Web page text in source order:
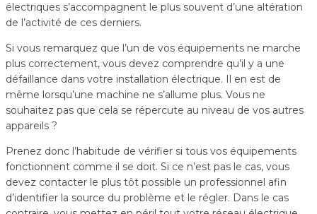
électriques s’accompagnent le plus souvent d’une altération
de l’activité de ces derniers.
Si vous remarquez que l’un de vos équipements ne marche
plus correctement, vous devez comprendre qu’il y a une
défaillance dans votre installation électrique. Il en est de
même lorsqu’une machine ne s’allume plus. Vous ne
souhaitez pas que cela se répercute au niveau de vos autres
appareils ?
Prenez donc l’habitude de vérifier si tous vos équipements
fonctionnent comme il se doit. Si ce n’est pas le cas, vous
devez contacter le plus tôt possible un professionnel afin
d’identifier la source du problème et le régler. Dans le cas